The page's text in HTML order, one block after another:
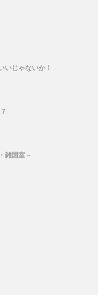
いじゃないか！
雑国室－